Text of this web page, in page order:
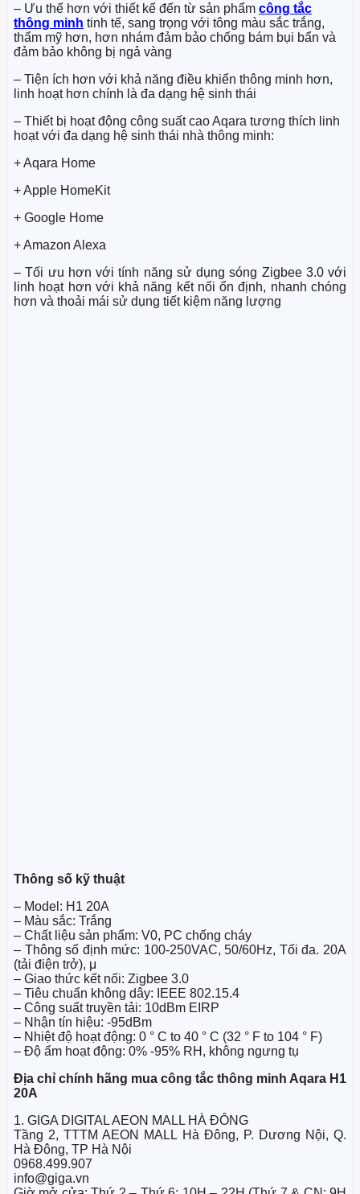
– Ưu thế hơn với thiết kế đến từ sản phẩm công tắc
thông minh tinh tế, sang trọng với tông màu sắc trắng,
thẩm mỹ hơn, hơn nhám đảm bảo chống bám bụi bẩn và
đảm bảo không bị ngả vàng
– Tiện ích hơn với khả năng điều khiển thông minh hơn,
linh hoạt hơn chính là đa dạng hệ sinh thái
– Thiết bị hoạt động công suất cao Aqara tương thích linh
hoạt với đa dạng hệ sinh thái nhà thông minh:
+ Aqara Home
+ Apple HomeKit
+ Google Home
+ Amazon Alexa
– Tối ưu hơn với tính năng sử dụng sóng Zigbee 3.0 với
linh hoạt hơn với khả năng kết nối ổn định, nhanh chóng
hơn và thoải mái sử dụng tiết kiệm năng lượng
Thông số kỹ thuật
– Model: H1 20A
– Màu sắc: Trắng
– Chất liệu sản phẩm: V0, PC chống cháy
– Thông số định mức: 100-250VAC, 50/60Hz, Tối đa. 20A
(tải điện trở), μ
– Giao thức kết nối: Zigbee 3.0
– Tiêu chuẩn không dây: IEEE 802.15.4
– Công suất truyền tải: 10dBm EIRP
– Nhận tín hiệu: -95dBm
– Nhiệt độ hoạt động: 0 ° C to 40 ° C (32 ° F to 104 ° F)
– Độ ẩm hoạt động: 0% -95% RH, không ngưng tụ
Địa chỉ chính hãng mua công tắc thông minh Aqara H1
20A
1. GIGA DIGITAL AEON MALL HÀ ĐÔNG
Tầng 2, TTTM AEON MALL Hà Đông, P. Dương Nội, Q.
Hà Đông, TP Hà Nội
0968.499.907
info@giga.vn